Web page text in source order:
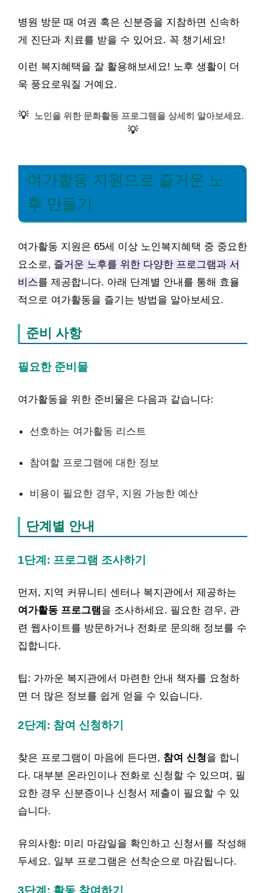
병원 방문 때 여권 혹은 신분증을 지참하면 신속하
게 진단과 치료를 받을 수 있어요. 꼭 챙기세요!
이런 복지혜택을 잘 활용해보세요! 노후 생활이 더
욱 풍요로워질 거예요.
💡 노인을 위한 문화활동 프로그램을 상세히 알아보세요.
💡
여가활동 지원으로 즐거운 노
후 만들기
여가활동 지원은 65세 이상 노인복지혜택 중 중요한
요소로, 즐거운 노후를 위한 다양한 프로그램과 서
비스를 제공합니다. 아래 단계별 안내를 통해 효율
적으로 여가활동을 즐기는 방법을 알아보세요.
준비 사항
필요한 준비물
여가활동을 위한 준비물은 다음과 같습니다:
선호하는 여가활동 리스트
참여할 프로그램에 대한 정보
비용이 필요한 경우, 지원 가능한 예산
단계별 안내
1단계: 프로그램 조사하기
먼저, 지역 커뮤니티 센터나 복지관에서 제공하는
여가활동 프로그램을 조사하세요. 필요한 경우, 관
련 웹사이트를 방문하거나 전화로 문의해 정보를 수
집합니다.
팁: 가까운 복지관에서 마련한 안내 책자를 요청하
면 더 많은 정보를 쉽게 얻을 수 있습니다.
2단계: 참여 신청하기
찾은 프로그램이 마음에 든다면, 참여 신청을 합니
다. 대부분 온라인이나 전화로 신청할 수 있으며, 필
요한 경우 신분증이나 신청서 제출이 필요할 수 있
습니다.
유의사항: 미리 마감일을 확인하고 신청서를 작성해
두세요. 일부 프로그램은 선착순으로 마감됩니다.
3단계: 활동 참여하기